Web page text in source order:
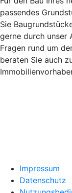
passendes
Sie
gerne durch unser
Fragen rund um
beraten Sie auch
Impressum
Datenschutz